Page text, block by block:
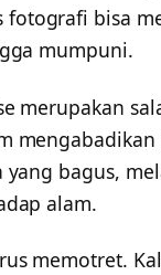
bisa
mumpuni.
merupakan
mengabadikan
bagus,
alam.
memotret.